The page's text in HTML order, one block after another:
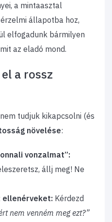
a mintaasztal
állapotba hoz,
elfogadunk bármilyen
az eladó mond.
a rossz
tudjuk kikapcsolni (és
növelése:
vonzalmat”:
állj meg! Ne
ellenérveket: Kérdezd
nem venném meg ezt?”